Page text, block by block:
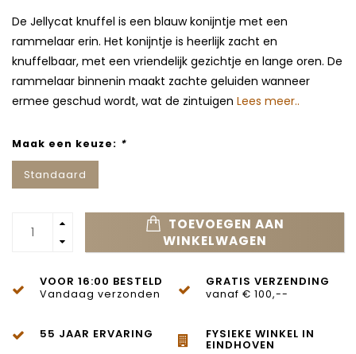
De Jellycat knuffel is een blauw konijntje met een
rammelaar erin. Het konijntje is heerlijk zacht en
knuffelbaar, met een vriendelijk gezichtje en lange oren. De
rammelaar binnenin maakt zachte geluiden wanneer
ermee geschud wordt, wat de zintuigen Lees meer..
Maak een keuze: *
Standaard
TOEVOEGEN AAN
WINKELWAGEN
VOOR 16:00 BESTELD
Vandaag verzonden
GRATIS VERZENDING
vanaf € 100,--
55 JAAR ERVARING FYSIEKE WINKEL IN
EINDHOVEN